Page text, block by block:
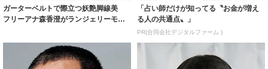
ガーターベルトで際立つ妖艶脚線美
フリーアナ森香澄がランジェリーモデ
「占い師だけが知ってる〝お金が増え
る人の共通点〟」
PR(合同会社デジタルファーム )